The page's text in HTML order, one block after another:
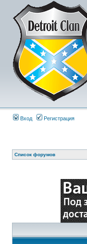
Вход Регистрация
Список форумов